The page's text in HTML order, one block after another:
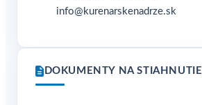
info@kurenarskenadrze.sk
DOKUMENTY NA STIAHNUTIE